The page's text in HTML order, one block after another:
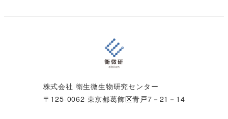
株式会社 衛生微生物研究センター
〒125-0062 東京都葛飾区青戸7－21－14